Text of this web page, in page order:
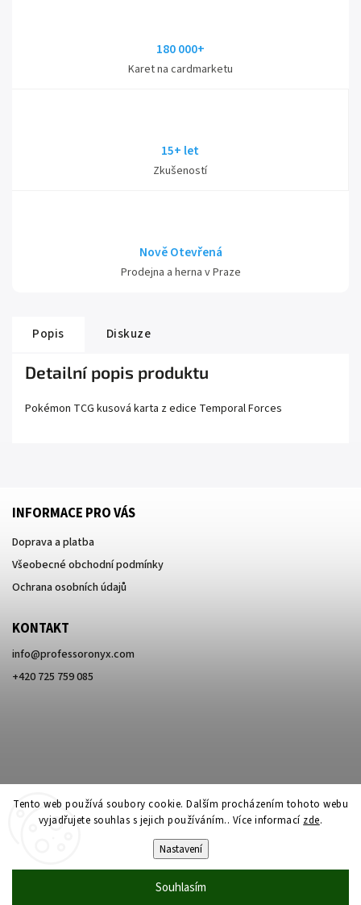
Tento web používá soubory cookie. Dalším procházením tohoto webu
vyjadřujete souhlas s jejich používáním.. Více informací zde.
Nastavení
Souhlasím
180 000+
Karet na cardmarketu
15+ let
Zkušeností
Nově Otevřená
Prodejna a herna v Praze
Popis Diskuze
Detailní popis produktu
Pokémon TCG kusová karta z edice Temporal Forces
INFORMACE PRO VÁS
Doprava a platba
Všeobecné obchodní podmínky
Ochrana osobních údajů
KONTAKT
info@professoronyx.com
+420 725 759 085
Professor Onyx. Všechna práva vyhrazena.